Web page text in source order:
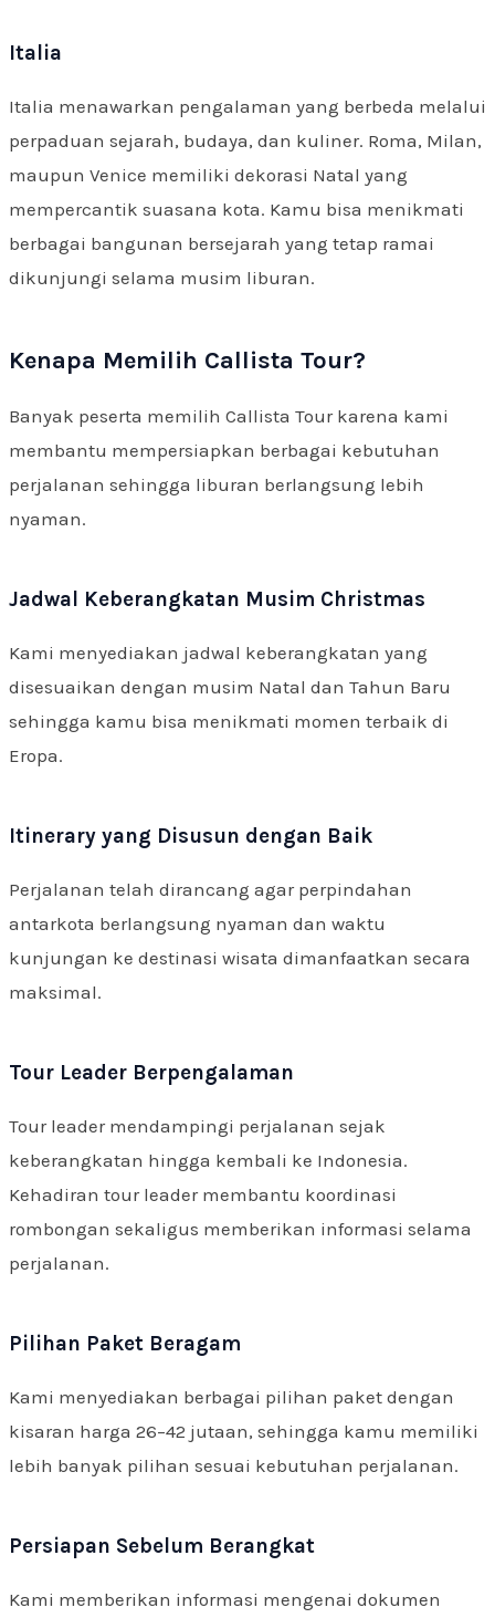
Italia
Italia menawarkan pengalaman yang berbeda melalui
perpaduan sejarah, budaya, dan kuliner. Roma, Milan,
maupun Venice memiliki dekorasi Natal yang
mempercantik suasana kota. Kamu bisa menikmati
berbagai bangunan bersejarah yang tetap ramai
dikunjungi selama musim liburan.
Kenapa Memilih Callista Tour?
Banyak peserta memilih Callista Tour karena kami
membantu mempersiapkan berbagai kebutuhan
perjalanan sehingga liburan berlangsung lebih
nyaman.
Jadwal Keberangkatan Musim Christmas
Kami menyediakan jadwal keberangkatan yang
disesuaikan dengan musim Natal dan Tahun Baru
sehingga kamu bisa menikmati momen terbaik di
Eropa.
Itinerary yang Disusun dengan Baik
Perjalanan telah dirancang agar perpindahan
antarkota berlangsung nyaman dan waktu
kunjungan ke destinasi wisata dimanfaatkan secara
maksimal.
Tour Leader Berpengalaman
Tour leader mendampingi perjalanan sejak
keberangkatan hingga kembali ke Indonesia.
Kehadiran tour leader membantu koordinasi
rombongan sekaligus memberikan informasi selama
perjalanan.
Pilihan Paket Beragam
Kami menyediakan berbagai pilihan paket dengan
kisaran harga 26–42 jutaan, sehingga kamu memiliki
lebih banyak pilihan sesuai kebutuhan perjalanan.
Persiapan Sebelum Berangkat
Kami memberikan informasi mengenai dokumen